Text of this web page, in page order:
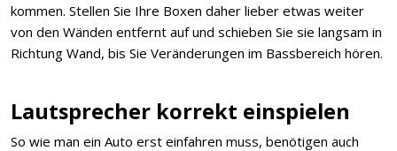
kommen. Stellen Sie Ihre Boxen daher lieber etwas weiter
von den Wänden entfernt auf und schieben Sie sie langsam in
Richtung Wand, bis Sie Veränderungen im Bassbereich hören.
Lautsprecher korrekt einspielen
So wie man ein Auto erst einfahren muss, benötigen auch